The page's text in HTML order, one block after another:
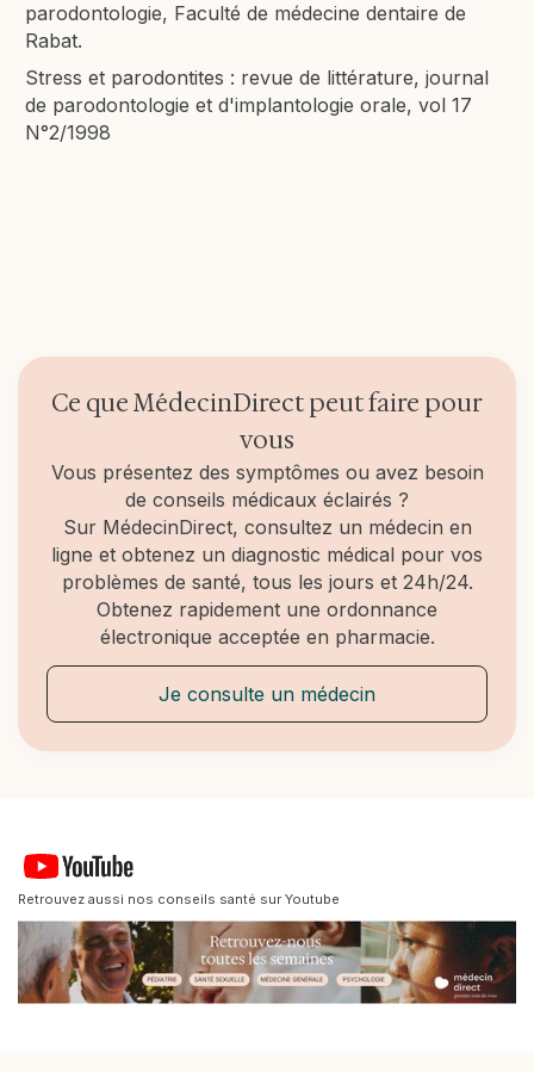
parodontologie, Faculté de médecine dentaire de
Rabat.
Stress et parodontites : revue de littérature, journal
de parodontologie et d'implantologie orale, vol 17
N°2/1998
Ce que MédecinDirect peut faire pour
vous
Vous présentez des symptômes ou avez besoin
de conseils médicaux éclairés ?
Sur MédecinDirect, consultez un médecin en
ligne et obtenez un diagnostic médical pour vos
problèmes de santé, tous les jours et 24h/24.
Obtenez rapidement une ordonnance
électronique acceptée en pharmacie.
Je consulte un médecin
Retrouvez aussi nos conseils santé sur Youtube